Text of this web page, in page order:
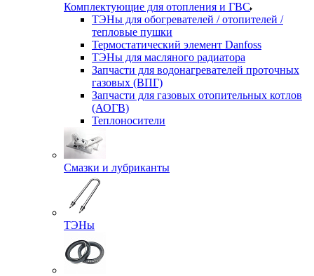
Комплектующие для отопления и ГВС
ТЭНы для обогревателей / отопителей /
тепловые пушки
Термостатический элемент Danfoss
ТЭНы для масляного радиатора
Запчасти для водонагревателей проточных
газовых (ВПГ)
Запчасти для газовых отопительных котлов
(АОГВ)
Теплоносители
Смазки и лубриканты
ТЭНы